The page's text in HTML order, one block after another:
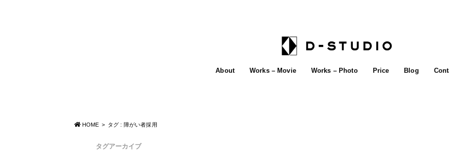
About Works – Movie Works – Photo Price Blog
HOME タグ : 障がい者採用
タグアーカイブ